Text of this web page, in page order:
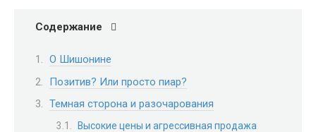
Содержание
О Шишонине
Позитив? Или просто пиар?
Темная сторона и разочарования
Высокие цены и агрессивная продажа